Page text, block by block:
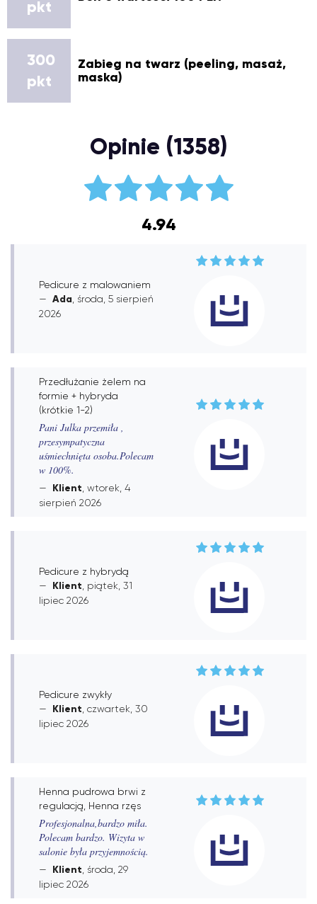
pkt
300
pkt
Zabieg na twarz (peeling, masaż,
maska)
Opinie (1358)
4.94
Pedicure z malowaniem
Ada , środa, 5 sierpień
2026
Przedłużanie żelem na
formie + hybryda
(krótkie 1-2)
Pani Julka przemiła ,
przesympatyczna
uśmiechnięta osoba.Polecam
w 100%.
Klient , wtorek, 4
sierpień 2026
Pedicure z hybrydą
Klient , piątek, 31
lipiec 2026
Pedicure zwykły
Klient , czwartek, 30
lipiec 2026
Henna pudrowa brwi z
regulacją, Henna rzęs
Profesjonalna,bardzo miła.
Polecam bardzo. Wizyta w
salonie była przyjemnością.
Klient , środa, 29
lipiec 2026